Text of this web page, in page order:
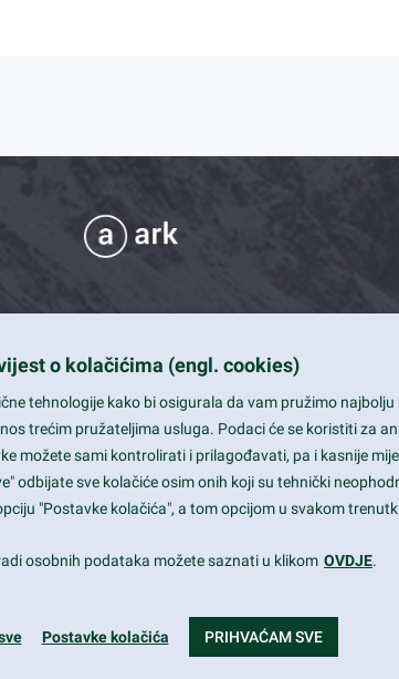
o kolačićima (engl. cookies)
tehnologije kako bi osigurala da vam pružimo
trećim pružateljima usluga. Podaci će se koristiti za
možete sami kontrolirati i prilagođavati, pa i kasnije
odbijate sve kolačiće osim onih koji su tehnički
"Postavke kolačića", a tom opcijom u svakom
osobnih podataka možete saznati u klikom OVDJE.
Postavke kolačića PRIHVAĆAM SVE